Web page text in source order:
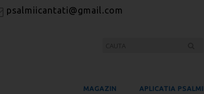
psalmiicantati@gmail.com
MAGAZIN APLICATIA